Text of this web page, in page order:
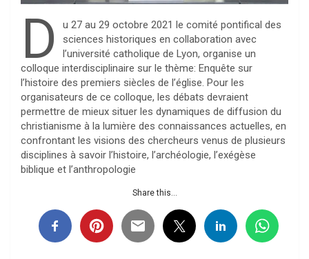
D
u 27 au 29 octobre 2021 le comité pontifical des
sciences historiques en collaboration avec
l’université catholique de Lyon, organise un
colloque interdisciplinaire sur le thème: Enquête sur
l’histoire des premiers siècles de l’église. Pour les
organisateurs de ce colloque, les débats devraient
permettre de mieux situer les dynamiques de diffusion du
christianisme à la lumière des connaissances actuelles, en
confrontant les visions des chercheurs venus de plusieurs
disciplines à savoir l’histoire, l’archéologie, l’exégèse
biblique et l’anthropologie
Share this...